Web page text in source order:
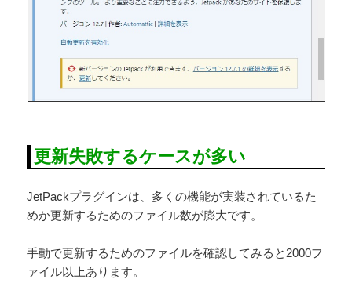
更新失敗するケースが多い
JetPackプラグインは、多くの機能が実装されているた
めか更新するためのファイル数が膨大です。
手動で更新するためのファイルを確認してみると2000フ
ァイル以上あります。